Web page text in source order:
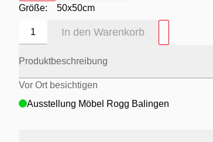
Größe: 50x50cm
1 In den Warenkorb
Produktbeschreibung
Vor Ort besichtigen
Ausstellung Möbel Rogg Balingen